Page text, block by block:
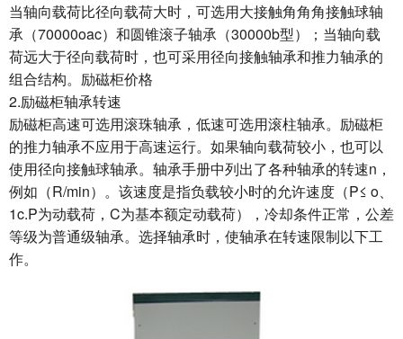
当轴向载荷比径向载荷大时，可选用大接触角角角接触球轴
承（70000oac）和圆锥滚子轴承（30000b型）；当轴向载
荷远大于径向载荷时，也可采用径向接触轴承和推力轴承的
组合结构。励磁柜价格
2.励磁柜轴承转速
励磁柜高速可选用滚珠轴承，低速可选用滚柱轴承。励磁柜
的推力轴承不应用于高速运行。如果轴向载荷较小，也可以
使用径向接触球轴承。轴承手册中列出了各种轴承的转速n，
例如（R/min）。该速度是指负载较小时的允许速度（P≤ o、
1c.P为动载荷，C为基本额定动载荷），冷却条件正常，公差
等级为普通级轴承。选择轴承时，使轴承在转速限制以下工
作。